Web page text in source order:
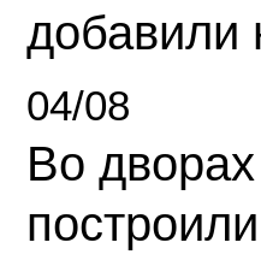
добавили
04/08
Во